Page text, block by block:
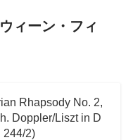
ィーン・フィ
Rhapsody No. 2,
Doppler/Liszt in D
244/2)